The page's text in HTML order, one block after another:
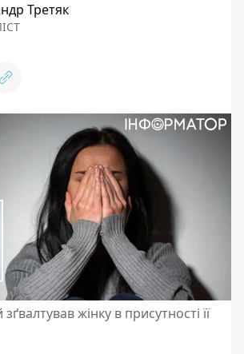
Третяк
жінку в присутності її